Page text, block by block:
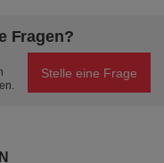
Fragen?
Stelle eine Frage